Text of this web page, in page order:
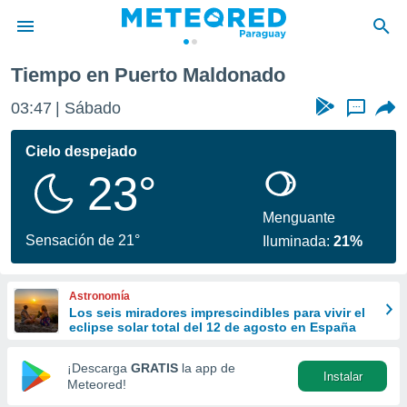
de
ha
calidad.
a este
las
y
forma
digital
basada
Tiempo en Puerto Maldonado
03:47 Sábado ...
Cielo despejado
23°
Sensación de 21°
Menguante
Iluminada:21%
Astronomía
Los seis miradores imprescindibles para vivir el
eclipse solar total del 12 de agosto en España
¡Descarga GRATIS la app de
Meteored!
Instalar